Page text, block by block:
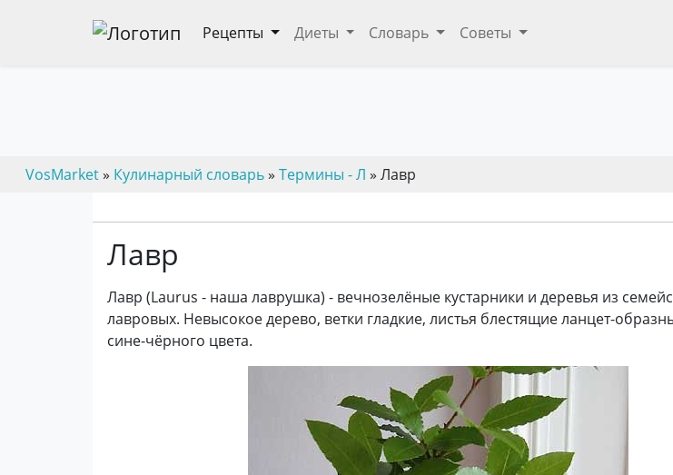
Рецепты Диеты Словарь Советы
VosMarket» Кулинарный словарь» Термины - Л » Лавр
Лавр
Лавр (Laurus - наша лаврушка) - вечнозелёные кустарники и деревья из
лавровых. Невысокое дерево, ветки гладкие, листья блестящие ланцет-
сине-чёрного цвета.